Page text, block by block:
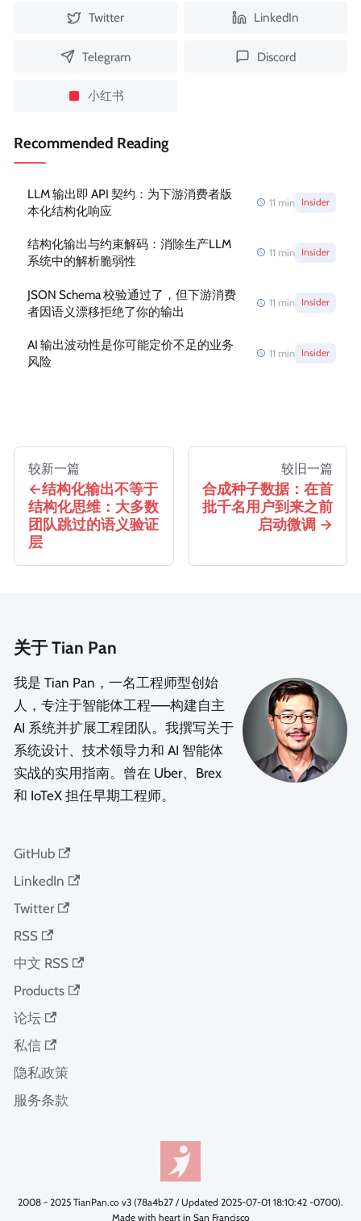
Twitter LinkedIn
Telegram Discord
小红书
Recommended Reading
LLM 输出即 API 契约：为下游消费者版
本化结构化响应
11 min Insider
结构化输出与约束解码：消除生产LLM
系统中的解析脆弱性
11 min Insider
JSON Schema 校验通过了，但下游消费
者因语义漂移拒绝了你的输出
11 min Insider
AI 输出波动性是你可能定价不足的业务
风险
11 min Insider
较新一篇
结构化输出不等于
结构化思维：大多数
团队跳过的语义验证
层
较旧一篇
合成种子数据：在首
批千名用户到来之前
启动微调
关于 Tian Pan
我是 Tian Pan，一名工程师型创始
人，专注于智能体工程——构建自主
AI 系统并扩展工程团队。我撰写关于
系统设计、技术领导力和 AI 智能体
实战的实用指南。曾在 Uber、Brex
和 IoTeX 担任早期工程师。
GitHub
LinkedIn
Twitter
RSS
中文 RSS
Products
论坛
私信
隐私政策
服务条款
2008 - 2025 TianPan.co v3 (78a4b27 / Updated 2025-07-01 18:10:42 -0700).
Made with heart in San Francisco